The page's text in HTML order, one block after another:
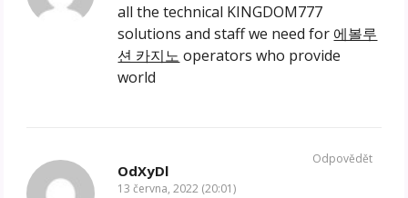
all the technical KINGDOM777
solutions and staff we need for 에볼루
션 카지노 operators who provide
world
OdXyDl
13 června, 2022 (20:01)
Odpovědět